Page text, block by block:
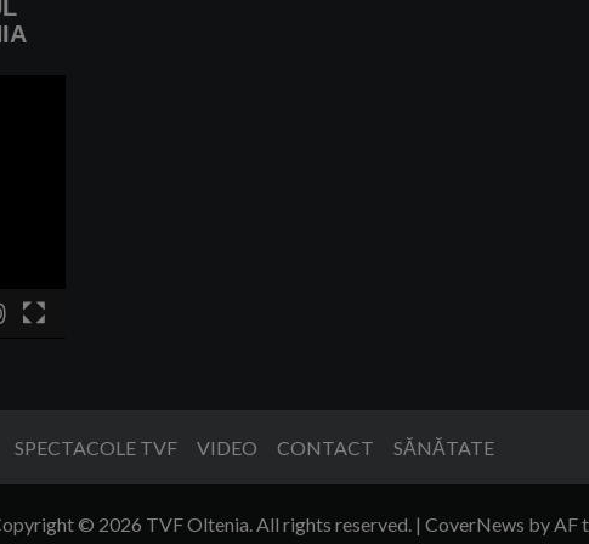
SPECTACOLE TVF VIDEO CONTACT SĂNĂTATE
© 2026 TVF Oltenia. All rights reserved. | CoverNews by AF